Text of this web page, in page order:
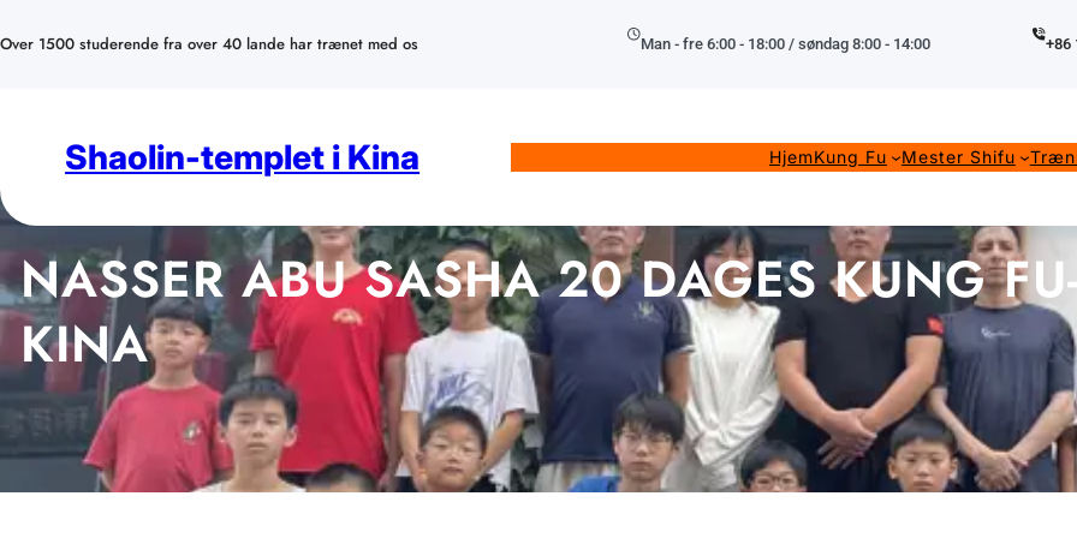
til
Over 1500 studerende fra over 40 lande har trænet med os Man - fre 6:00 - 18:00 / søndag 8:00 - 14:00 +86
Shaolin-templet i Kina HjemKung Fu Mester Shifu
NASSER ABU SASHA 20 DAGES KUNG
KINA